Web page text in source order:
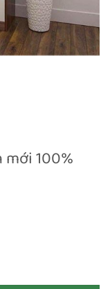
100%